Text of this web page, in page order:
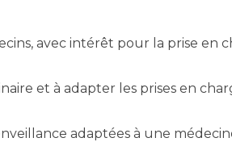
avec intérêt pour la prise en
et à adapter les prises en
adaptées à une